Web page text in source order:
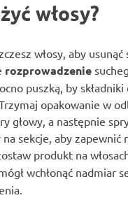
włosy?
włosy, aby
rozprowadzenie
puszką, by składniki
opakowanie w
głowy, a następnie
na sekcje, aby zapewnić
produkt na
wchłonąć nadmiar